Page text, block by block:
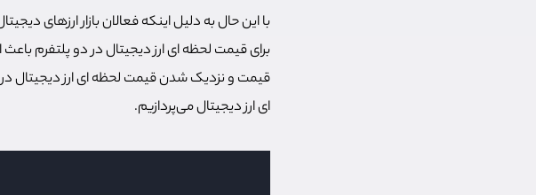
با این حال به دلیل اینکه فعالان بازار ارزهای
برای قیمت لحظه ای ارز دیجیتال در دو پلتفرم
قیمت و نزدیک شدن قیمت لحظه ای ارز دیجیتال
ای ارز دیجیتال می‌پردازیم.